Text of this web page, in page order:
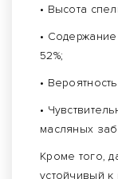
• Высота
•
52%;
•
•
масляных
Кроме того,
устойчивый